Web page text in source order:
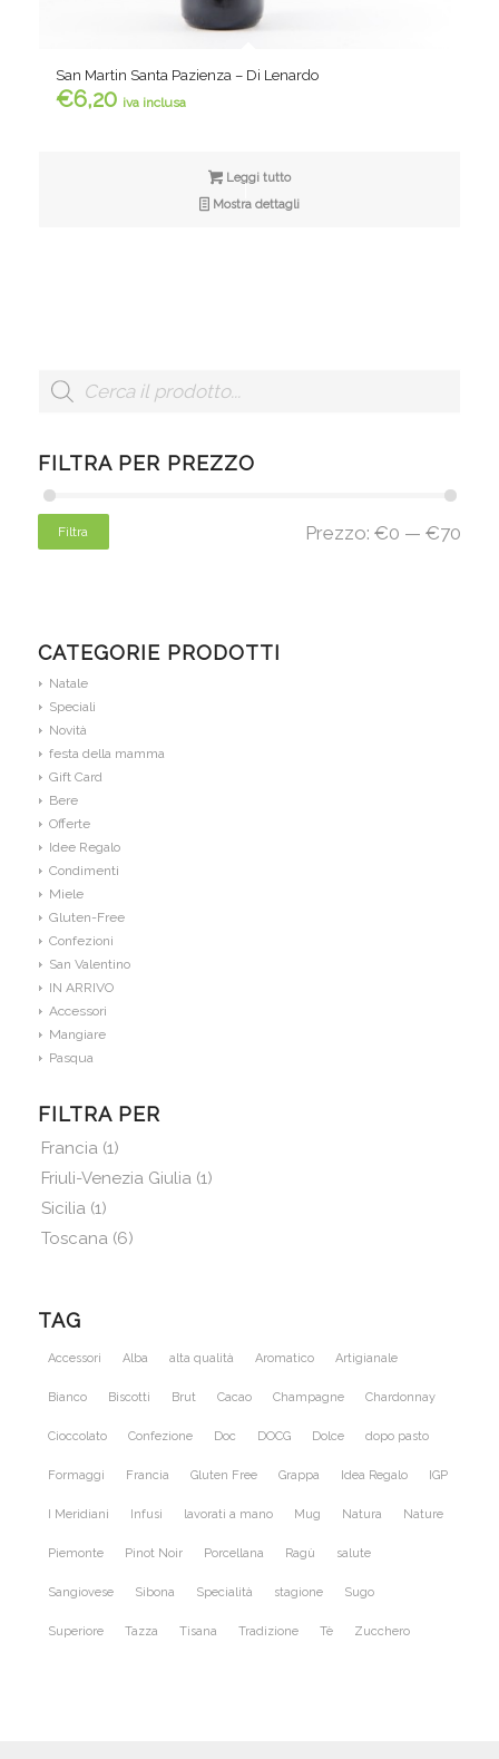
San Martin Santa Pazienza – Di Lenardo
€6,20 iva inclusa
Leggi tutto
Mostra dettagli
FILTRA PER PREZZO
Filtra Prezzo:€0 —€70
CATEGORIE PRODOTTI
Natale
Speciali
Novità
festa della mamma
Gift Card
Bere
Offerte
Idee Regalo
Condimenti
Miele
Gluten-Free
Confezioni
San Valentino
IN ARRIVO
Accessori
Mangiare
Pasqua
FILTRA PER
Francia (1)
Friuli-Venezia Giulia (1)
Sicilia (1)
Toscana (6)
TAG
Accessori Alba alta qualità Aromatico Artigianale
Bianco Biscotti Brut Cacao Champagne Chardonnay
Cioccolato Confezione Doc DOCG Dolce dopo pasto
Formaggi Francia Gluten Free Grappa Idea Regalo IGP
I Meridiani Infusi lavorati a mano Mug Natura Nature
Piemonte Pinot Noir Porcellana Ragù salute
Sangiovese Sibona Specialità stagione Sugo
Superiore Tazza Tisana Tradizione Tè Zucchero